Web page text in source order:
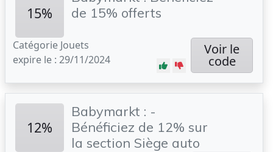
15%
de 15% offerts
Catégorie Jouets
expire le : 29/11/2024
Voir le
code
12%
Babymarkt : -
Bénéficiez de 12% sur
la section Siège auto